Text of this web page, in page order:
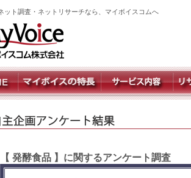
ット調査・ネットリサーチなら、マイボイスコムへ
【 発酵食品 】に関するアンケート調査